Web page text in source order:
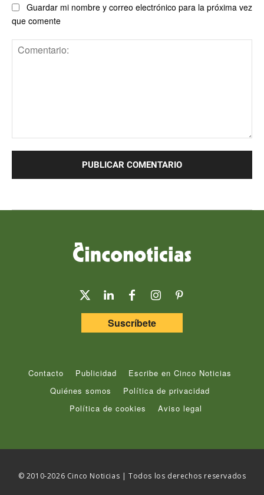
Guardar mi nombre y correo electrónico para la próxima vez
que comente
Suscríbete
Contacto Publicidad
Escribe en Cinco Noticias
Quiénes somos
Política de privacidad
Política de cookies
Aviso legal
© 2010-2026 Cinco Noticias | Todos los derechos reservados